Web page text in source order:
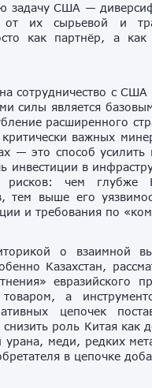
задачу США —
от их сырьевой и
как партнёр, а
сотрудничество с
силы является
расширенного
важных
— это способ
инвестиции в
чем глубже
тем выше его
и требования по
о взаимной
Казахстан,
а
цепочек
снизить роль Китая
урана, меди, редких
в цепочке